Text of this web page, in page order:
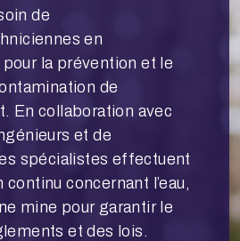
de
en
la prévention et le
de
En collaboration avec
et de
spécialistes effectuent
concernant l’eau,
mine pour garantir le
et des lois.